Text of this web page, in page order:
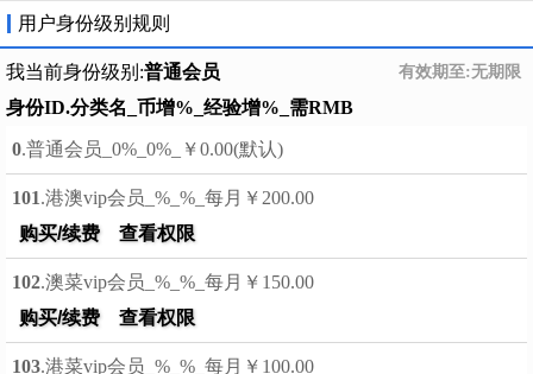
用户身份级别规则
我当前身份级别:普通会员 有效期至:无期限
身份ID.分类名_币增%_经验增%_需RMB
0.普通会员_0%_0%_￥0.00(默认)
101.港澳vip会员_%_%_每月￥200.00
购买/续费
查看权限
102.澳菜vip会员_%_%_每月￥150.00
购买/续费
查看权限
103.港菜vip会员_%_%_每月￥100.00